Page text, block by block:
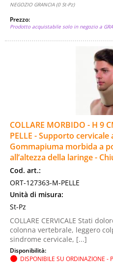
NEGOZIO GRANCIA (0 St-Pz)
Prezzo:
Prodotto acquistabile solo in negozio a
COLLARE MORBIDO - H 9
PELLE - Supporto
Gommapiuma morbida a
all’altezza della laringe -
Cod. art.:
ORT-127363-M-PELLE
Unità di misura:
St-Pz
COLLARE CERVICALE Stati
colonna vertebrale, leggero
sindrome cervicale, [...]
Disponibilità:
DISPONIBILE SU ORDINAZIONE